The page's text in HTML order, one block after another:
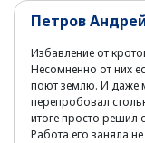
Петров
Избавление от
Несомненно от них
поют землю. И даже
перепробовал
итоге просто решил
Работа его заняла